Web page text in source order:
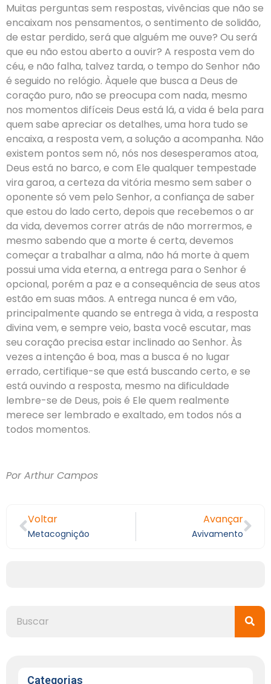
Muitas perguntas sem respostas, vivências que não se
encaixam nos pensamentos, o sentimento de solidão,
de estar perdido, será que alguém me ouve? Ou será
que eu não estou aberto a ouvir? A resposta vem do
céu, e não falha, talvez tarda, o tempo do Senhor não
é seguido no relógio. Àquele que busca a Deus de
coração puro, não se preocupa com nada, mesmo
nos momentos difíceis Deus está lá, a vida é bela para
quem sabe apreciar os detalhes, uma hora tudo se
encaixa, a resposta vem, a solução a acompanha. Não
existem pontos sem nó, nós nos desesperamos atoa,
Deus está no barco, e com Ele qualquer tempestade
vira garoa, a certeza da vitória mesmo sem saber o
oponente só vem pelo Senhor, a confiança de saber
que estou do lado certo, depois que recebemos o ar
da vida, devemos correr atrás de não morrermos, e
mesmo sabendo que a morte é certa, devemos
começar a trabalhar a alma, não há morte à quem
possui uma vida eterna, a entrega para o Senhor é
opcional, porém a paz e a consequência de seus atos
estão em suas mãos. A entrega nunca é em vão,
principalmente quando se entrega à vida, a resposta
divina vem, e sempre veio, basta você escutar, mas
seu coração precisa estar inclinado ao Senhor. Às
vezes a intenção é boa, mas a busca é no lugar
errado, certifique-se que está buscando certo, e se
está ouvindo a resposta, mesmo na dificuldade
lembre-se de Deus, pois é Ele quem realmente
merece ser lembrado e exaltado, em todos nós a
todos momentos.
Por Arthur Campos
Voltar
Metacognição
Avançar
Avivamento
Categorias